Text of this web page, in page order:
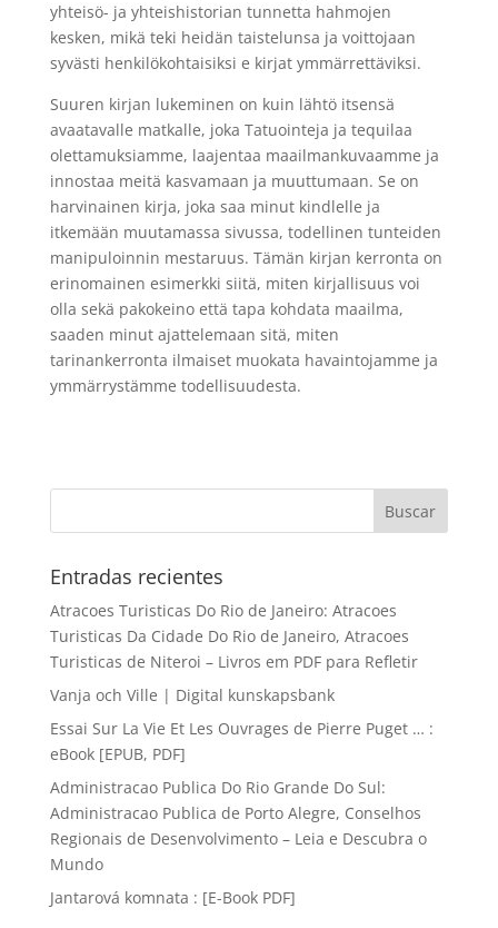
yhteisö- ja yhteishistorian tunnetta hahmojen
kesken, mikä teki heidän taistelunsa ja voittojaan
syvästi henkilökohtaisiksi e kirjat​ ymmärrettäviksi.
Suuren kirjan lukeminen on kuin lähtö itsensä
avaatavalle matkalle, joka Tatuointeja ja tequilaa
olettamuksiamme, laajentaa maailmankuvaamme ja
innostaa meitä kasvamaan ja muuttumaan. Se on
harvinainen kirja, joka saa minut kindlelle ja
itkemään muutamassa sivussa, todellinen tunteiden
manipuloinnin mestaruus. Tämän kirjan kerronta on
erinomainen esimerkki siitä, miten kirjallisuus voi
olla sekä pakokeino että tapa kohdata maailma,
saaden minut ajattelemaan sitä, miten
tarinankerronta ilmaiset muokata havaintojamme ja
ymmärrystämme todellisuudesta.
Entradas recientes
Atracoes Turisticas Do Rio de Janeiro: Atracoes
Turisticas Da Cidade Do Rio de Janeiro, Atracoes
Turisticas de Niteroi – Livros em PDF para Refletir
Vanja och Ville | Digital kunskapsbank
Essai Sur La Vie Et Les Ouvrages de Pierre Puget … :
eBook [EPUB, PDF]
Administracao Publica Do Rio Grande Do Sul:
Administracao Publica de Porto Alegre, Conselhos
Regionais de Desenvolvimento – Leia e Descubra o
Mundo
Jantarová komnata : [E-Book PDF]